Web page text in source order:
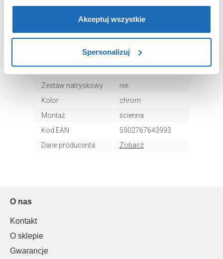
partnerzy reklamowi.Jeśli chcesz, włącz „Tylko
wymagane pliki cookie”.Pamiętaj jednak, że
zablokowane niektóre pliki cookie mogą mieć wpływ na
cookie, kliknij „Ustawienia plików cookie”.
uzyskać więcej informacji na temat plików cookie i tego,
dlaczego ich przepisy, przejdź do zakładu „Informacje o
plikach cookie”.
Akceptuj wszystkie
Spersonalizuj
Trino
Nr katalogowy
CMB7151CHTRINO
bez termostatu
Zestaw natryskowy
nie
Kolor
chrom
Montaż
ścienna
Kod EAN
5902767643993
Dane producenta
Zobacz
O nas
Kontakt
O sklepie
Gwarancje